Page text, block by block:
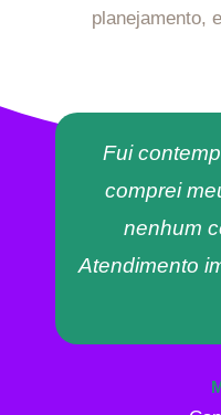
planejamento,
Fui
comprei
nenhum
Atendimento